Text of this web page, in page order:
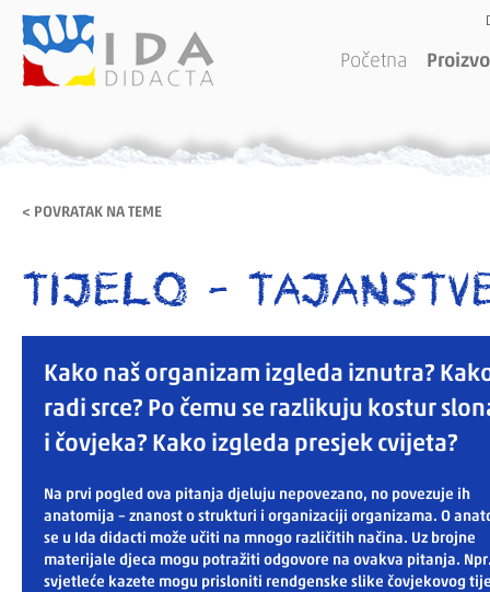
Početna
< POVRATAK NA TEME
TIJELO -
Kako naš organizam izgleda iznutra?
radi srce? Po čemu se razlikuju kostur
i čovjeka? Kako izgleda presjek cvijeta?
Na prvi pogled ova pitanja djeluju nepovezano, no povezuje ih
anatomija – znanost o strukturi i organizaciji organizama. O
se u Ida didacti može učiti na mnogo različitih načina. Uz brojne
materijale djeca mogu potražiti odgovore na ovakva pitanja.
svjetleće kazete mogu prisloniti rendgenske slike čovjekovog